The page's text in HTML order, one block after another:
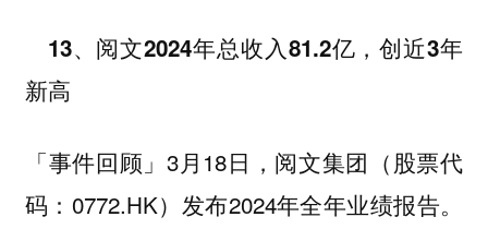
13、阅文2024年总收入81.2亿，创近3年
新高
「事件回顾」 3月18日，阅文集团（股票代
码：0772.HK）发布2024年全年业绩报告。